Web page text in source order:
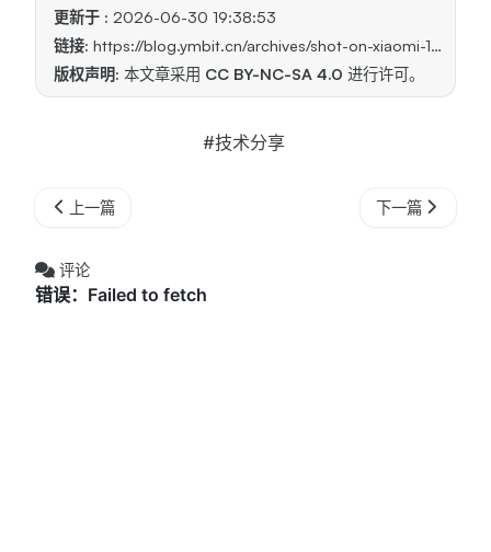
更新于 : 2026-06-30 19:38:53
链接: https://blog.ymbit.cn/archives/shot-on-xiaomi-13-with-google-camera/
版权声明:本文章采用 CC BY-NC-SA 4.0 进行许可。
#技术分享
上一篇 下一篇
评论